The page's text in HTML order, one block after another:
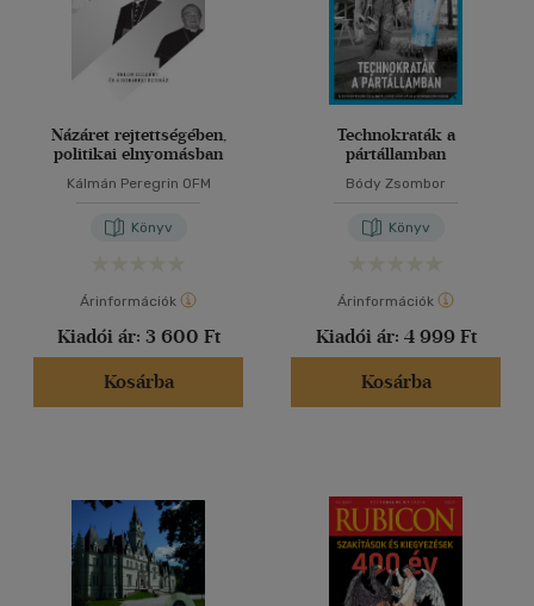
Názáret rejtettségében,
politikai elnyomásban
Kálmán Peregrin OFM
Könyv
Árinformációk
Kiadói ár: 3 600 Ft
Kosárba
Technokraták a
pártállamban
Bódy Zsombor
Könyv
Árinformációk
Kiadói ár: 4 999 Ft
Kosárba